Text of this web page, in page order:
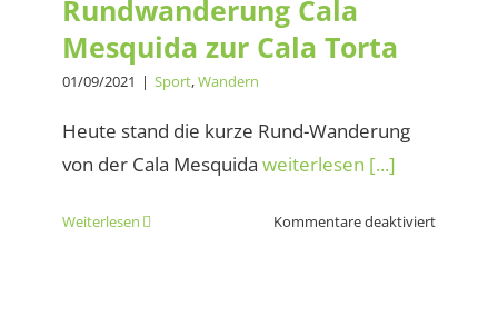
Rundwanderung Cala
Mesquida zur Cala Torta
01/09/2021 | Sport,Wandern
Heute stand die kurze Rund-Wanderung
von der Cala Mesquida weiterlesen [...]
Weiterlesen Kommentare deaktiviertfür